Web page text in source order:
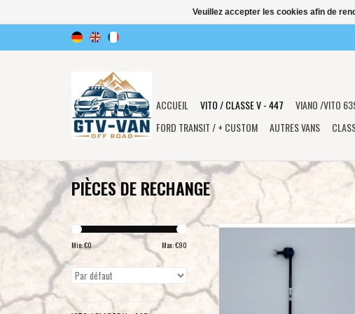
ACCUEIL VITO / CLASSE V - 447 VIANO /VITO
FORD TRANSIT / + CUSTOM
AUTRES VANS
PIÈCES DE RECHANGE
Min: €0 Max: €90
Biellette stabilisatrice HD,
AV gauche pour Vito 447 4WD avec kit
de rehausse Terranger
Veuillez accepter les cookies afin de